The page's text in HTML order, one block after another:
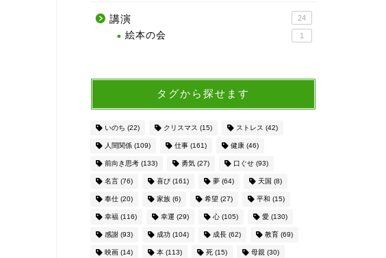
講演 24
絵本の会 1
タグから探せます
いのち (22) クリスマス (15) ストレス (42)
人間関係(109) 仕事(161) 健康(46)
前向き思考(133) 勇気(27) 口ぐせ(93)
名言(76) 喜び(161) 夢(64) 天国 (8)
奉仕(20) 家族(6) 希望 (27) 平和 (15)
幸福(116) 幸運 (29) 心(105) 愛(130)
感謝(93) 成功 (104) 成長(62) 教育(69)
映画(14) 本(113) 死(15) 母親 (30)